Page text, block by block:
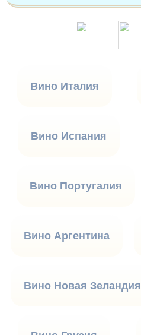
Вино Италия
Вино Испания
Вино Португалия
Вино Аргентина
Вино Новая Зеландия